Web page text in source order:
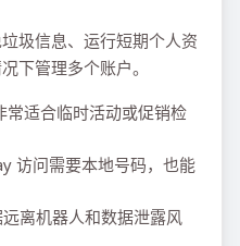
圾信息、运行短期个人资
下管理多个账户。
常适合临时活动或促销检
访问需要本地号码，也能
离机器人和数据泄露风